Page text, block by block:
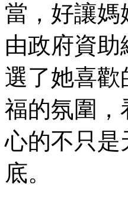
當，好讓
由政府資
選了她喜
福的氛圍，
心的不只是
底。